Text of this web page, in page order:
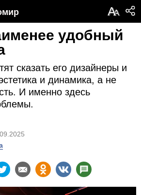
АА
удобный
сказать его дизайнеры и
и динамика, а не
И именно здесь